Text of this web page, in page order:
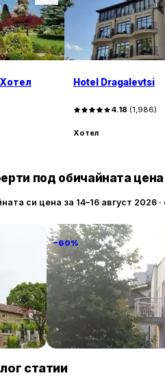
На място има и минимаркет.
има клуб по езда. Летище
Hotel Dragalevtsi
4.18 (1,986)
Хотел
под обичайната цена
си цена за 14–16 август 2026
−60%
Familia Fantastiko
Китен 60 € /
статии